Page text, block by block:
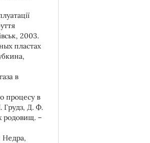
2003.
пластах
в
процесу в
Грудз, Д. Ф.
родовищ. –
Недра,